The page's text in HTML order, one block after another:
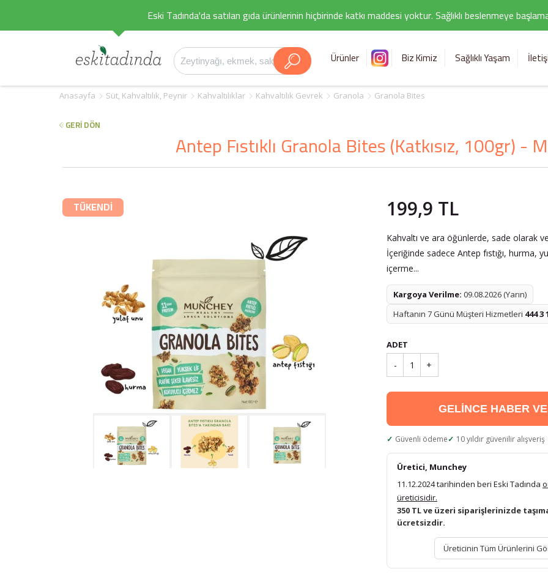
Eski Tadında'da satılan gıda ürünlerinin hiçbirinde katkı maddesi yoktur. Sağlıklı beslenmeye
Ürünler Biz Kimiz Sağlıklı Yaşam
Anasayfa Süt, Kahvaltılık, Peynir Kahvaltılıklar Kahvaltılık Gevrek Granola Granola Bites
GERİ DÖN
Antep Fıstıklı Granola Bites (Katkısız, 100gr) -
TÜKENDİ 199,9 TL
Kahvaltı ve ara öğünlerde, sade olarak
İçeriğinde sadece Antep fıstığı, hurma,
içerme...
Kargoya Verilme: 09.08.2026 (Yarın)
Haftanın 7 Günü Müşteri Hizmetleri 444 3
ADET
- 1 +
GELİNCE HABER
Güvenli ödeme 10 yıldır güvenilir alışveriş
Üretici, Munchey
11.12.2024 tarihinden beri Eski Tadında
üreticisidir.
350 TL ve üzeri siparişlerinizde
ücretsizdir.
Üreticinin Tüm Ürünlerini